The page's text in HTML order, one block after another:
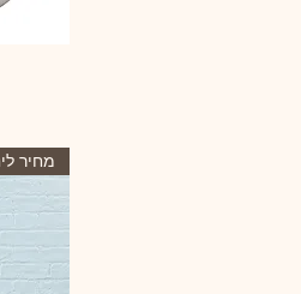
מחיר